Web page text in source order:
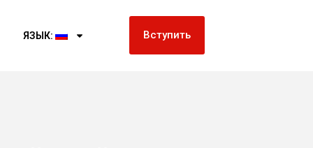
ЯЗЫК: Вступить